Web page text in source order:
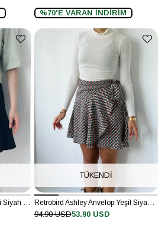
%70'E VARAN İNDİRİM
TÜKENDI
53.90 USD
94.90 USD